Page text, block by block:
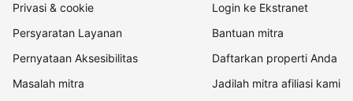
Privasi & cookie
Persyaratan Layanan
Pernyataan Aksesibilitas
Masalah mitra
Login ke Ekstranet
Bantuan mitra
Daftarkan properti Anda
Jadilah mitra afiliasi kami